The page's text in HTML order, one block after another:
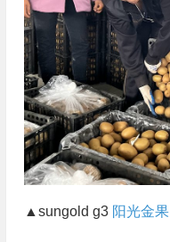
▲sungold g3 阳光金果